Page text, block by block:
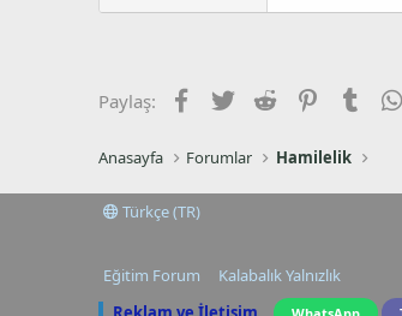
Paylaş: Facebook
TwitterReddit Pinterest
Anasayfa Forumlar Hamilelik
Türkçe (TR)
Eğitim Forum
Kalabalık Yalnızlık